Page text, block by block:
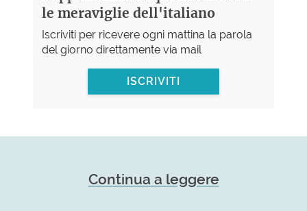
le meraviglie dell'italiano
Iscriviti per ricevere ogni mattina la parola
del giorno direttamente via mail
ISCRIVITI
Continua a leggere